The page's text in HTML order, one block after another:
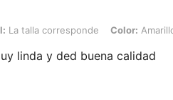
talla corresponde, Color: Amarillo Oro,
La talla corresponde Color:
linda y ded buena calidad